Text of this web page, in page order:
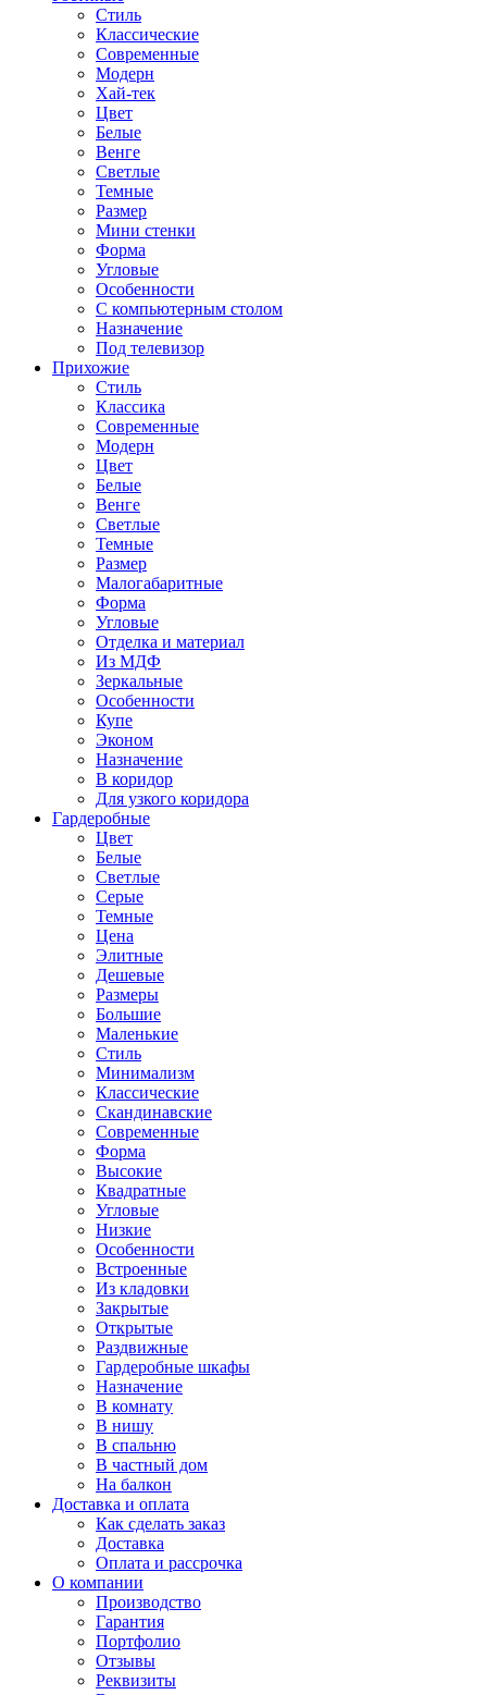
Стиль
Классические
Современные
Модерн
Хай-тек
Цвет
Белые
Венге
Светлые
Темные
Размер
Мини стенки
Форма
Угловые
Особенности
С компьютерным столом
Назначение
Под телевизор
Прихожие
Стиль
Классика
Современные
Модерн
Цвет
Белые
Венге
Светлые
Темные
Размер
Малогабаритные
Форма
Угловые
Отделка и материал
Из МДФ
Зеркальные
Особенности
Купе
Эконом
Назначение
В коридор
Для узкого коридора
Гардеробные
Цвет
Белые
Светлые
Серые
Темные
Цена
Элитные
Дешевые
Размеры
Большие
Маленькие
Стиль
Минимализм
Классические
Скандинавские
Современные
Форма
Высокие
Квадратные
Угловые
Низкие
Особенности
Встроенные
Из кладовки
Закрытые
Открытые
Раздвижные
Гардеробные шкафы
Назначение
В комнату
В нишу
В спальню
В частный дом
На балкон
Доставка и оплата
Как сделать заказ
Доставка
Оплата и рассрочка
О компании
Производство
Гарантия
Портфолио
Отзывы
Реквизиты